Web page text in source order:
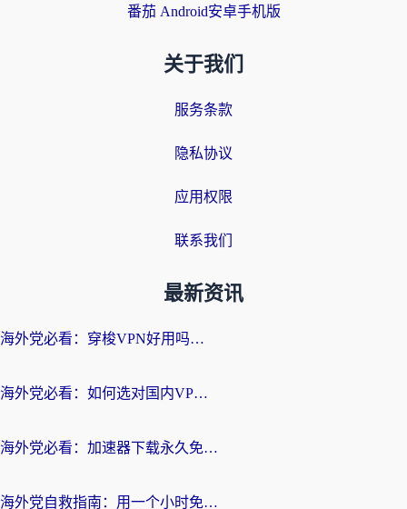
番茄 Android安卓手机版
关于我们
服务条款
隐私协议
应用权限
联系我们
最新资讯
海外党必看：穿梭VPN好用吗？和云帆VPN对比哪个回国效果更好？附真实测评+避坑指南
海外党必看：如何选对国内VPN，实现无缝访问国内资源？
海外党必看：加速器下载永久免费版真的存在吗？教你无缝访问国内资源的正确姿势
海外党自救指南：用一个小时免费加速器，轻松打破国内资源访问壁垒？